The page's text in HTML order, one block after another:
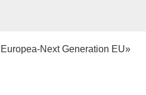
Next Generation EU»